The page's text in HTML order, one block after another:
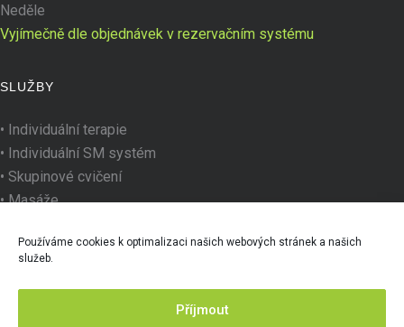
Používáme cookies k optimalizaci našich webových stránek a našich
služeb.
Příjmout
Neděle
Vyjímečně dle objednávek v rezervačním systému
SLUŽBY
• Individuální terapie
• Individuální SM systém
• Skupinové cvičení
•Masáže
Kurzy, semináře a workshopy